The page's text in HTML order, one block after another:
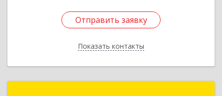
Отправить заявку
Показать контакты
Отправить заявку
Назад